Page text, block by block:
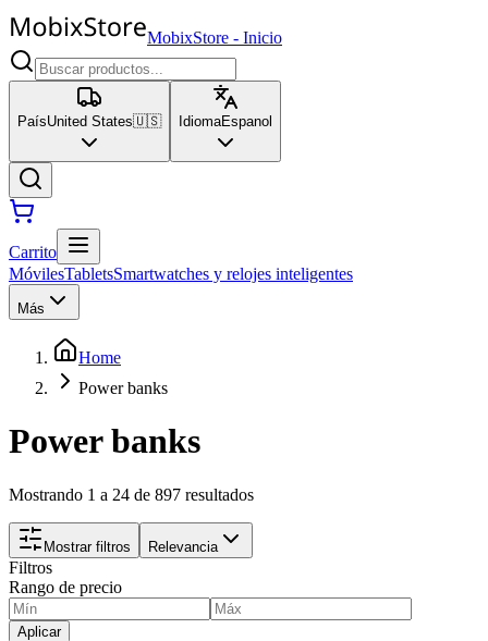
MobixStore - Inicio
PaísUnited States🇺🇸 IdiomaEspanol
Carrito
MóvilesTabletsSmartwatches y relojes inteligentes
Más
Home
Power banks
Power banks
Mostrando 1 a 24 de 897 resultados
Mostrar filtros Relevancia
Filtros
Rango de precio
Aplicar